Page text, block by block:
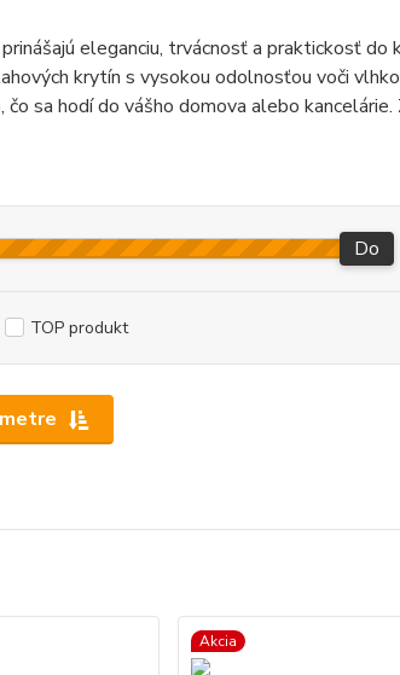
eleganciu, trvácnosť a praktickosť do
krytín s vysokou odolnosťou voči
sa hodí do vášho domova alebo
Do
TOP produkt
Akcia